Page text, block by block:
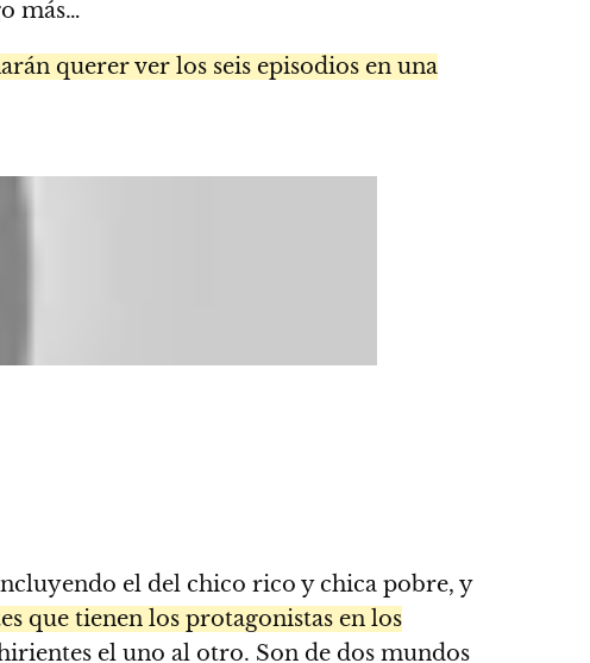
más…
querer ver los seis episodios en una
el del chico rico y chica pobre, y
que tienen los protagonistas en los
el uno al otro. Son de dos mundos